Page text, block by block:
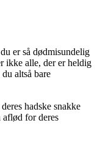
er så dødmisundelig
ikke alle, der er heldig
altså bare
hadske snakke
aflød for deres